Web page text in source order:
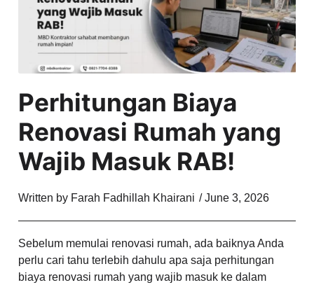
Perhitungan Biaya
Renovasi Rumah yang
Wajib Masuk RAB!
Written by Farah Fadhillah Khairani / June 3, 2026
Sebelum memulai renovasi rumah, ada baiknya Anda
perlu cari tahu terlebih dahulu apa saja perhitungan
biaya renovasi rumah yang wajib masuk ke dalam